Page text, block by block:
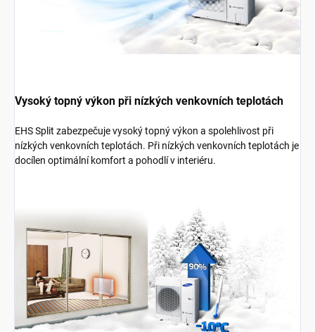
Vysoký topný výkon při nízkých venkovních teplotách
EHS Split zabezpečuje vysoký topný výkon a spolehlivost při
nízkých venkovních teplotách. Při nízkých venkovních teplotách je
docílen optimální komfort a pohodlí v interiéru.